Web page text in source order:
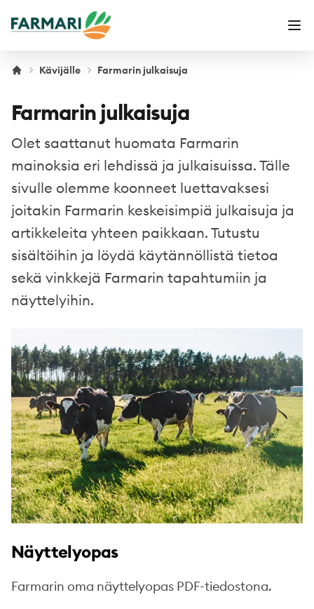
Farmari
Kävijälle Farmarin julkaisuja
Farmarin julkaisuja
Olet saattanut huomata Farmarin
mainoksia eri lehdissä ja julkaisuissa. Tälle
sivulle olemme koonneet luettavaksesi
joitakin Farmarin keskeisimpiä julkaisuja ja
artikkeleita yhteen paikkaan. Tutustu
sisältöihin ja löydä käytännöllistä tietoa
sekä vinkkejä Farmarin tapahtumiin ja
näyttelyihin.
Näyttelyopas
Farmarin oma näyttelyopas PDF-tiedostona.